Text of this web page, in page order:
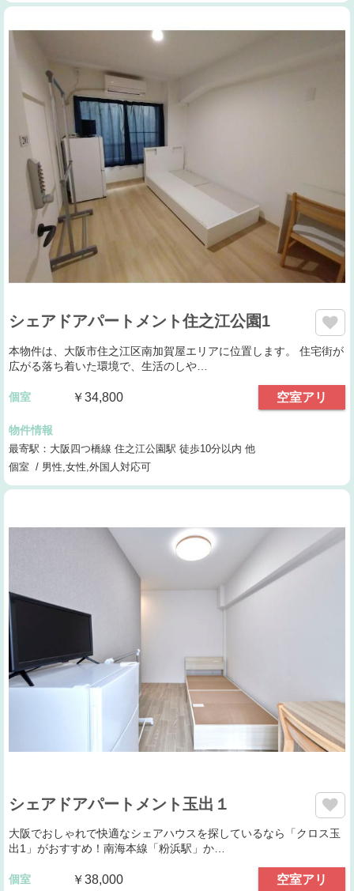
シェアドアパートメント住之江公園1
本物件は、大阪市住之江区南加賀屋エリアに位置します。 住宅街が
広がる落ち着いた環境で、生活のしや…
個室 ￥34,800 空室アリ
物件情報
最寄駅：大阪四つ橋線 住之江公園駅 徒歩10分以内 他
個室 / 男性,女性,外国人対応可
シェアドアパートメント玉出１
大阪でおしゃれで快適なシェアハウスを探しているなら「クロス玉
出1」がおすすめ！南海本線「粉浜駅」か…
個室 ￥38,000 空室アリ